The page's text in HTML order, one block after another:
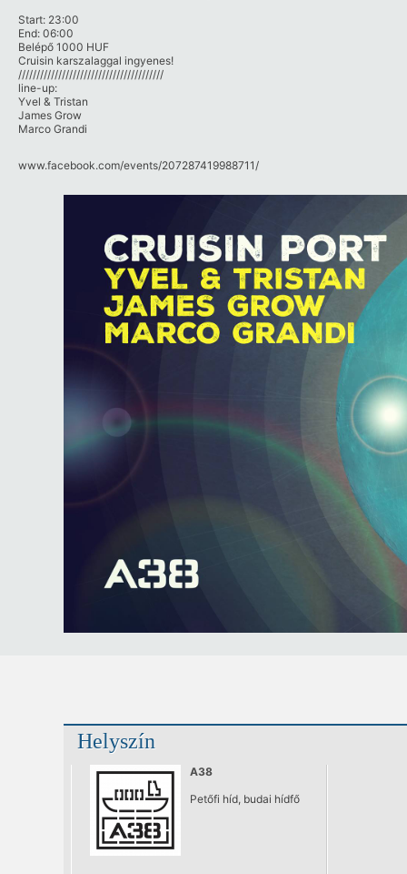
Start: 23:00
End: 06:00
Belépő 1000 HUF
Cruisin karszalaggal ingyenes!
////////////////////////////////////////
line-up:
Yvel & Tristan
James Grow
Marco Grandi
www.facebook.com/​events/​207287419988711/​
Helyszín
A38
Petőfi híd, budai hídfő